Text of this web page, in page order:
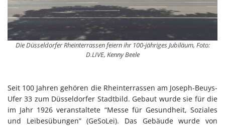
Die Düsseldorfer Rheinterrassen feiern ihr 100-jähriges Jubiläum, Foto:
D.LIVE, Kenny Beele
Seit 100 Jahren gehören die Rheinterrassen am Joseph-Beuys-
Ufer 33 zum Düsseldorfer Stadtbild. Gebaut wurde sie für die
im Jahr 1926 veranstaltete “Messe für Gesundheit, Soziales
und Leibesübungen” (GeSoLei). Das Gebäude wurde von